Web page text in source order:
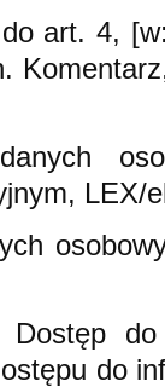
art. 4,
LEX/
Dostęp
do